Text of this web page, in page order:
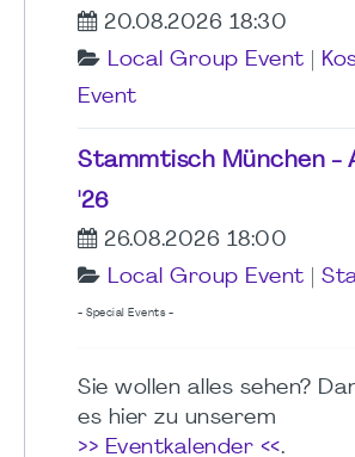
20.08.2026 18:30
Local Group Event
Event
Stammtisch München -
'26
26.08.2026 18:00
Local Group Event
- Special Events -
Sie wollen alles sehen?
es hier zu unserem
>> Eventkalender <<.